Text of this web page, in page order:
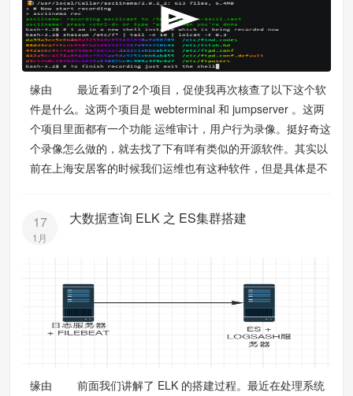
缘由 最近看到了2个项目，促使我再次核查了以下这个软
件是什么。这两个项目是 webterminal 和 jumpserver 。这两
个项目里面都有一个功能 运维审计，用户行为录像。挺好奇这
个录像怎么做的，就去找了下有咩有类似的开源软件。其实以
前在上海安居客的时候我们运维也有这种软件，但是具体是不
17
1月
大数据查询 ELK 之 ES集群搭建
缘由 前面我们讲解了 ELK 的搭建过程。最近在处理系统